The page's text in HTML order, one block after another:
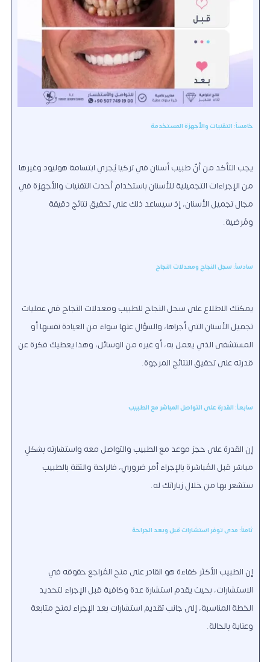
خامساً: التقنيات والأجهزة المستخدمة
يجب التأكد من أنّ طبيب أسنان في تركيا يُجري ابتسامة هوليود وغيرها
من الإجراءات التجميلية للأسنان باستخدام أحدث التقنيات والأجهزة في
مجال تجميل الأسنان، إذ سيساعد ذلك على تحقيق نتائج دقيقة
ومُرضية.
سادساً: سجل النجاح ومعدلات النجاح
يمكنك الاطلاع على سجل النجاح للطبيب ومعدلات النجاح في عمليات
تجميل الأسنان التي أجراها، والسؤال عنها سواء من العيادة نفسها أو
المستشفى الذي يعمل به، أو غيره من الوسائل، وهذا يعطيك فكرة عن
قدرته على تحقيق النتائج المرجوة.
سابعاً: القدرة على التواصل المباشر مع الطبيب
إن القدرة على حجز موعد مع الطبيب والتواصل معه واستشارته بشكلٍ
مباشر قبل المُباشرة بالإجراء أمر ضروري، فالراحة والثقة بالطبيب
ستشعر بها من خلال زياراتك له.
ثامناً: مدى توفر استشارات قبل وبعد الجراحة
إن الطبيب الأكثر كفاءة هو القادر على منح المُراجع حقوقه في
الاستشارات، بحيث يقدم استشارة عدة وكافية قبل الإجراء لتحديد
الخطة المناسبة، إلى جانب تقديم استشارات بعد الإجراء لمنح متابعة
وعناية بالحالة.